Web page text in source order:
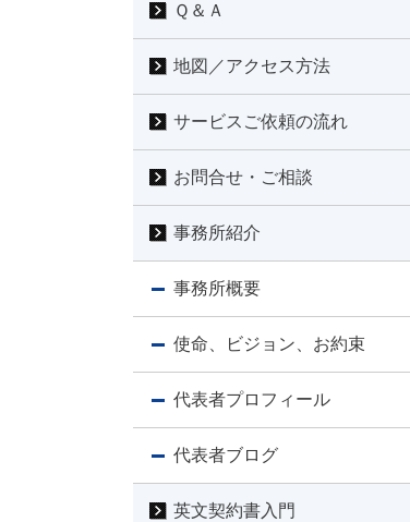
Ｑ＆Ａ
地図／アクセス方法
サービスご依頼の流れ
お問合せ・ご相談
事務所紹介
事務所概要
使命、ビジョン、お約束
代表者プロフィール
代表者ブログ
英文契約書入門